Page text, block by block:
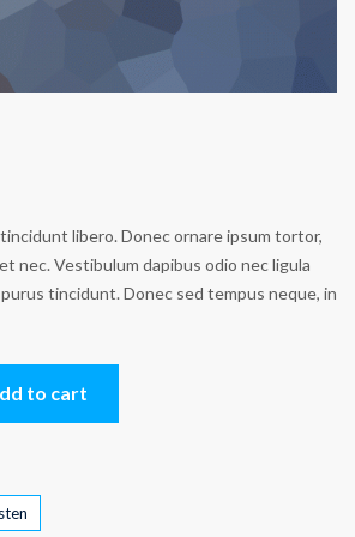
libero. Donec ornare ipsum tortor,
nec. Vestibulum dapibus odio nec ligula
tincidunt. Donec sed tempus neque, in
to cart